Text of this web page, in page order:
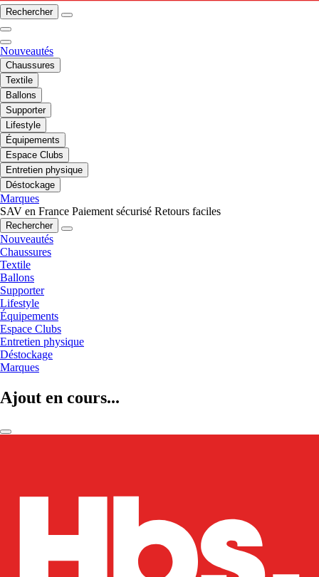
Rechercher
Nouveautés
Chaussures
Textile
Ballons
Supporter
Lifestyle
Équipements
Espace Clubs
Entretien physique
Déstockage
Marques
SAV en France Paiement sécurisé Retours faciles
Rechercher
Nouveautés
Chaussures
Textile
Ballons
Supporter
Lifestyle
Équipements
Espace Clubs
Entretien physique
Déstockage
Marques
Ajout en cours...